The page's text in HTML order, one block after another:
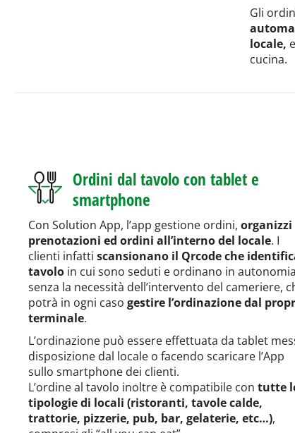
Gli
locale,
cucina.
Ordini dal tavolo con tablet e
smartphone
Con Solution App, l’app gestione ordini, organizzi
prenotazioni ed ordini all’interno del locale. I
clienti infatti scansionano il Qrcode che
tavolo in cui sono seduti e ordinano in autonomia
senza la necessità dell’intervento del cameriere,
potrà in ogni caso gestire l’ordinazione dal
terminale.
L’ordinazione può essere effettuata da tablet
disposizione dal locale o facendo scaricare l’App
sullo smartphone dei clienti.
L’ordine al tavolo inoltre è compatibile con tutte
tipologie di locali (ristoranti, tavole calde,
trattorie, pizzerie, pub, bar, gelaterie, etc…),